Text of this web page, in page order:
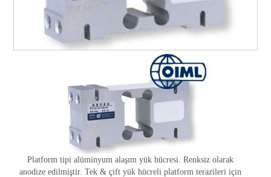
Platform tipi alüminyum alaşım yük hücresi. Renksiz olarak
anodize edilmiştir. Tek & çift yük hücreli platform terazileri için